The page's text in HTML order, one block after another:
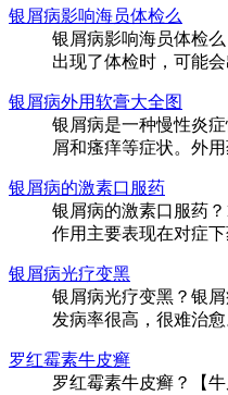
银屑病影响海员体检么
银屑病影响海员体检
出现了体检时，可能
银屑病外用软膏大全图
银屑病是一种慢性炎
屑和瘙痒等症状。外
银屑病的激素口服药
银屑病的激素口服药
作用主要表现在对症
银屑病光疗变黑
银屑病光疗变黑？银
发病率很高，很难治
罗红霉素牛皮癣
罗红霉素牛皮癣？【